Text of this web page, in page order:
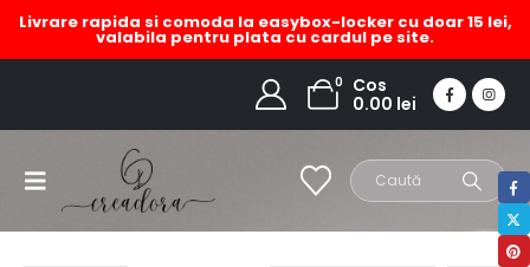
Livrare rapida si comoda la easybox-locker cu doar 15 lei,
valabila pentru plata cu cardul pe site.
0
Cos
0.00 lei
accesorii par mireasa